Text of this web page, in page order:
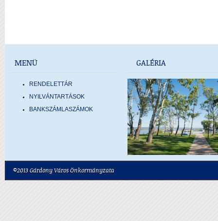
MENÜ
RENDELETTÁR
NYILVÁNTARTÁSOK
BANKSZÁMLASZÁMOK
GALÉRIA
©2013 Gárdony Város Önkormányzata